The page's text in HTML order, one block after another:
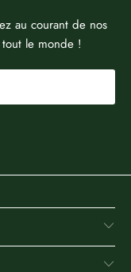
au courant de nos
le monde !